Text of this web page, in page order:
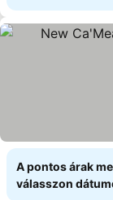
A pontos árak
válasszon